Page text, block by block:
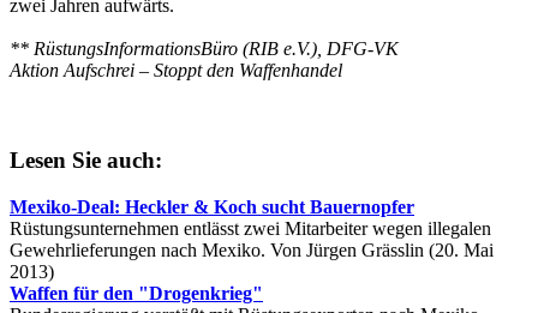
zwei Jahren aufwärts.
** RüstungsInformationsBüro (RIB e.V.), DFG-VK
Aktion Aufschrei – Stoppt den Waffenhandel
Lesen Sie auch:
Mexiko-Deal: Heckler & Koch sucht Bauernopfer
Rüstungsunternehmen entlässt zwei Mitarbeiter wegen illegalen
Gewehrlieferungen nach Mexiko. Von Jürgen Grässlin (20. Mai
2013)
Waffen für den "Drogenkrieg"